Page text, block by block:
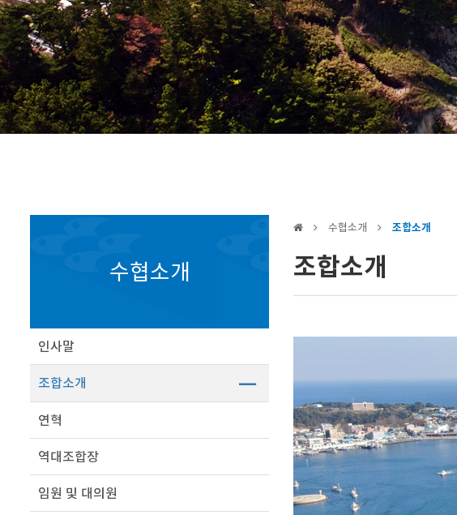
수협소개
인사말
조합소개
연혁
역대조합장
임원 및 대의원
수협소개 조합소개
조합소개